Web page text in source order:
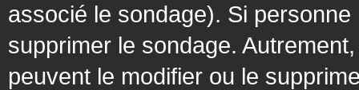
associé le sondage). Si personne
supprimer le sondage.
peuvent le modifier ou le